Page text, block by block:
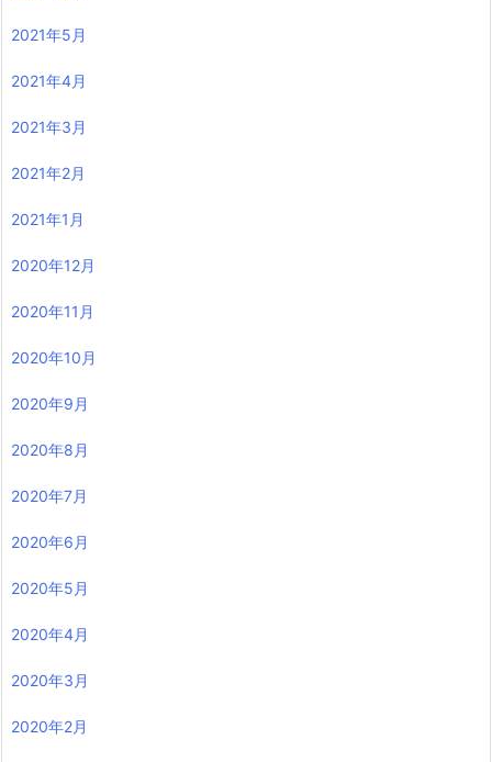
2021年5月
2021年4月
2021年3月
2021年2月
2021年1月
2020年12月
2020年11月
2020年10月
2020年9月
2020年8月
2020年7月
2020年6月
2020年5月
2020年4月
2020年3月
2020年2月